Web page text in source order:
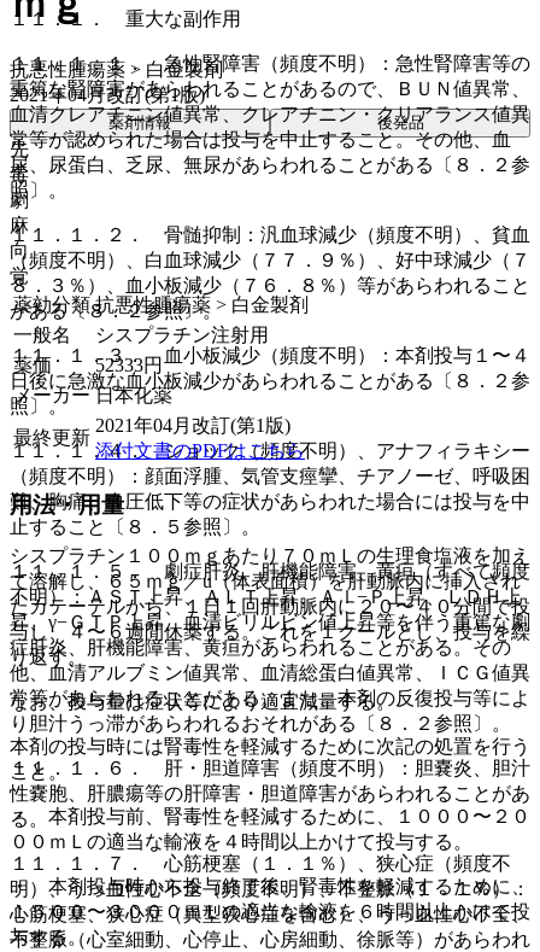
１１．１． 重大な副作用
１１．１．１． 急性腎障害（頻度不明）：急性腎障害等の
重篤な腎障害があらわれることがあるので、ＢＵＮ値異常、
血清クレアチニン値異常、クレアチニン・クリアランス値異
常等が認められた場合は投与を中止すること。その他、血
尿、尿蛋白、乏尿、無尿があらわれることがある〔８．２参
照〕。
１１．１．２． 骨髄抑制：汎血球減少（頻度不明）、貧血
（頻度不明）、白血球減少（７７．９％）、好中球減少（７
８．３％）、血小板減少（７６．８％）等があらわれること
がある〔８．２参照〕。
１１．１．３． 血小板減少（頻度不明）：本剤投与１〜４
日後に急激な血小板減少があらわれることがある〔８．２参
照〕。
１１．１．４． ショック（頻度不明）、アナフィラキシー
（頻度不明）：顔面浮腫、気管支痙攣、チアノーゼ、呼吸困
難、胸痛、血圧低下等の症状があらわれた場合には投与を中
止すること〔８．５参照〕。
１１．１．５． 劇症肝炎、肝機能障害、黄疸（すべて頻度
不明）：ＡＳＴ上昇、ＡＬＴ上昇、Ａｌ−Ｐ上昇、ＬＤＨ上
昇、γ−ＧＴＰ上昇、血清ビリルビン値上昇等を伴う重篤な劇
症肝炎、肝機能障害、黄疸があらわれることがある。その
他、血清アルブミン値異常、血清総蛋白値異常、ＩＣＧ値異
常等があらわれることがある。また、本剤の反復投与等によ
り胆汁うっ滞があらわれるおそれがある〔８．２参照〕。
１１．１．６． 肝・胆道障害（頻度不明）：胆嚢炎、胆汁
性嚢胞、肝膿瘍等の肝障害・胆道障害があらわれることがあ
る。
１１．１．７． 心筋梗塞（１．１％）、狭心症（頻度不
明）、うっ血性心不全（頻度不明）、不整脈（１．１％）：
心筋梗塞、狭心症（異型狭心症を含む）、うっ血性心不全、
不整脈（心室細動、心停止、心房細動、徐脈等）があらわれ
抗悪性腫瘍薬 > 白金製剤
2021年04月改訂(第1版)
薬剤情報 後発品
先
毒
劇
麻
向
覚
薬効分類 抗悪性腫瘍薬 > 白金製剤
一般名
シスプラチン注射用
薬価
52333円
メーカー 日本化薬
最終更新
2021年04月改訂(第1版)
添付文書のPDFはこちら
用法・用量
シスプラチン１００ｍｇあたり７０ｍＬの生理食塩液を加え
て溶解し、６５ｍｇ／u（体表面積）を肝動脈内に挿入され
たカテーテルから、１日１回肝動脈内に２０〜４０分間で投
与し、４〜６週間休薬する。これを１クールとし、投与を繰
り返す。
なお、投与量は症状等により適宜減量する。
本剤の投与時には腎毒性を軽減するために次記の処置を行う
こと。
・ 本剤投与前、腎毒性を軽減するために、１０００〜２０
００ｍＬの適当な輸液を４時間以上かけて投与する。
・ 本剤投与時から投与終了後、腎毒性を軽減するために、
１５００〜３０００ｍＬの適当な輸液を６時間以上かけて投
与する。